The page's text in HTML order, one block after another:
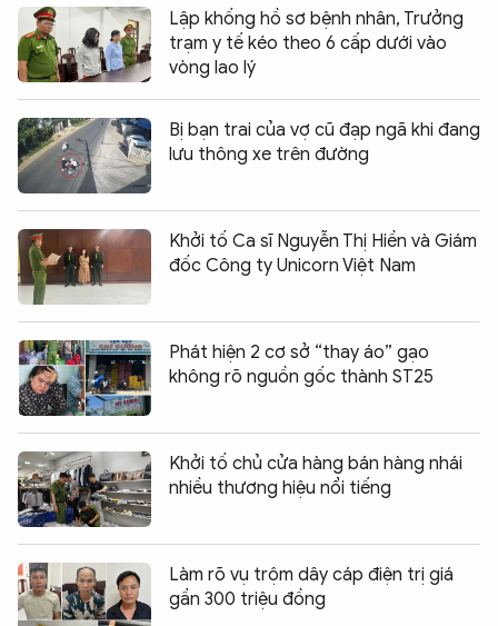
Lập khống hồ sơ bệnh nhân, Trưởng
trạm y tế kéo theo 6 cấp dưới vào
vòng lao lý
Bị bạn trai của vợ cũ đạp ngã khi đang
lưu thông xe trên đường
Khởi tố Ca sĩ Nguyễn Thị Hiền và Giám
đốc Công ty Unicorn Việt Nam
Phát hiện 2 cơ sở “thay áo” gạo
không rõ nguồn gốc thành ST25
Khởi tố chủ cửa hàng bán hàng nhái
nhiều thương hiệu nổi tiếng
Làm rõ vụ trộm dây cáp điện trị giá
gần 300 triệu đồng